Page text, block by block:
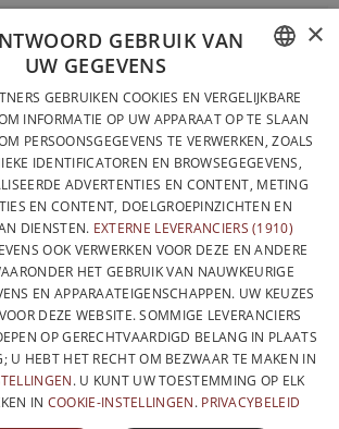
EN GEPRODUCEERD IN BELGIË
FRENCH
DUTCH
ENGLISH
×
GEBRUIK VAN
UW GEGEVENS
GEBRUIKEN COOKIES EN VERGELIJKBARE
INFORMATIE OP UW APPARAAT OP TE SLAAN
PERSOONSGEGEVENS TE VERWERKEN, ZOALS
IDENTIFICATOREN EN BROWSEGEGEVENS,
ADVERTENTIES EN CONTENT, METING
EN CONTENT, DOELGROEPINZICHTEN EN
DIENSTEN. EXTERNE LEVERANCIERS (1910)
OOK VERWERKEN VOOR DEZE EN ANDERE
HET GEBRUIK VAN NAUWKEURIGE
EN APPARAATEIGENSCHAPPEN. UW KEUZES
DEZE WEBSITE. SOMMIGE LEVERANCIERS
OP GERECHTVAARDIGD BELANG IN PLAATS
U HEBT HET RECHT OM BEZWAAR TE MAKEN IN
. U KUNT UW TOESTEMMING OP ELK
IN COOKIE-INSTELLINGEN. PRIVACYBELEID